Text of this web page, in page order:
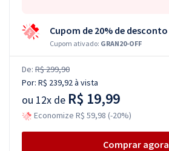
Cupom de 20% de desconto
Cupom ativado: GRAN20-OFF
De: R$ 299,90
Por: R$ 239,92à vista
ou 12x de R$ 19,99
Economize R$ 59,98 (-20%)
Comprar agora